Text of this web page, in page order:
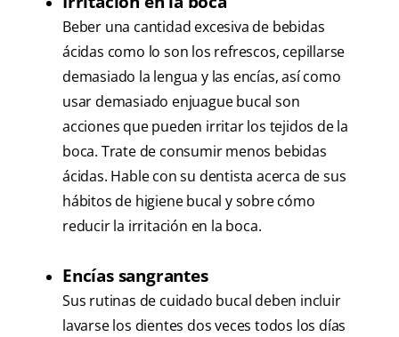
Beber una cantidad excesiva de bebidas
ácidas como lo son los refrescos, cepillarse
demasiado la lengua y las encías, así como
usar demasiado enjuague bucal son
acciones que pueden irritar los tejidos de la
boca. Trate de consumir menos bebidas
ácidas. Hable con su dentista acerca de sus
hábitos de higiene bucal y sobre cómo
reducir la irritación en la boca.
Encías sangrantes
Sus rutinas de cuidado bucal deben incluir
lavarse los dientes dos veces todos los días